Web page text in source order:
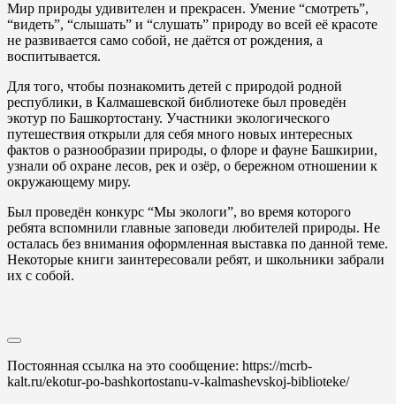
Мир природы удивителен и прекрасен. Умение “смотреть”,
“видеть”, “слышать” и “слушать” природу во всей её красоте
не развивается само собой, не даётся от рождения, а
воспитывается.
Для того, чтобы познакомить детей с природой родной
республики, в Калмашевской библиотеке был проведён
экотур по Башкортостану. Участники экологического
путешествия открыли для себя много новых интересных
фактов о разнообразии природы, о флоре и фауне Башкирии,
узнали об охране лесов, рек и озёр, о бережном отношении к
окружающему миру.
Был проведён конкурс “Мы экологи”, во время которого
ребята вспомнили главные заповеди любителей природы. Не
осталась без внимания оформленная выставка по данной теме.
Некоторые книги заинтересовали ребят, и школьники забрали
их с собой.
Постоянная ссылка на это сообщение: https://mcrb-
kalt.ru/ekotur-po-bashkortostanu-v-kalmashevskoj-biblioteke/